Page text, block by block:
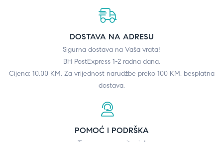
DOSTAVA NA ADRESU
Sigurna dostava na Vaša vrata!
BH PostExpress 1-2 radna dana.
Cijena: 10.00 KM. Za vrijednost narudžbe preko 100 KM, besplatna
dostava.
POMOĆ I PODRŠKA